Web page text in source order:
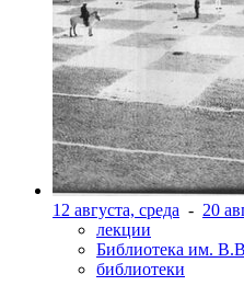
12 августа, среда - 20
лекции
Библиотека им.
библиотеки